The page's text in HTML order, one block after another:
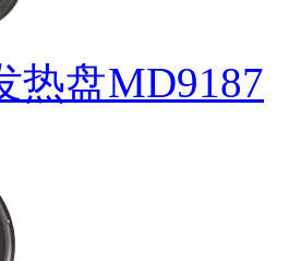
热盘MD9187